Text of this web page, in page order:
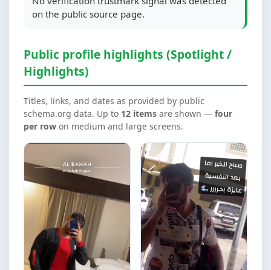
on the public source page.
Public profile highlights (Spotlight /
Highlights)
Titles, links, and dates as provided by public
schema.org data. Up to 12 items are shown — four
per row on medium and large screens.